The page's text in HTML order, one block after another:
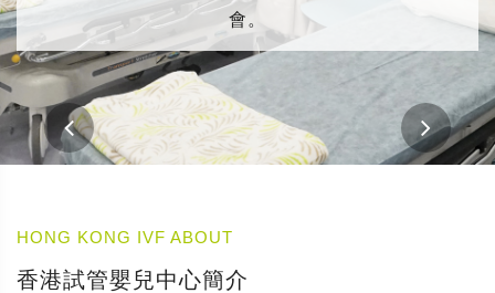
會。
HONG KONG IVF ABOUT
香港試管嬰兒中心簡介